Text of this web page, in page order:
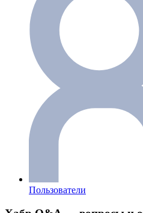
Пользователи